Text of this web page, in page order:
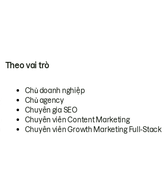
Theo vai trò
Chủ doanh nghiệp
Chủ agency
Chuyên gia SEO
Chuyên viên Content Marketing
Chuyên viên Growth Marketing Full-Stack